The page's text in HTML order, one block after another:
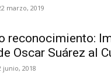
marzo, 2019
reconocimiento:
Oscar Suárez al
junio, 2018